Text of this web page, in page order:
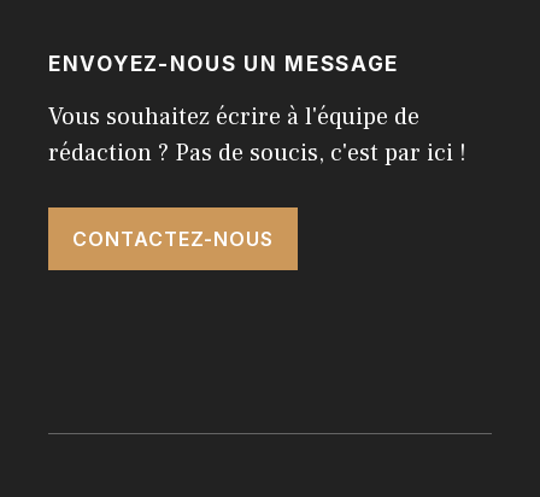
ENVOYEZ-NOUS UN MESSAGE
Vous souhaitez écrire à l'équipe de
rédaction ? Pas de soucis, c'est par ici !
CONTACTEZ-NOUS